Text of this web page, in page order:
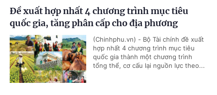
Đề xuất hợp nhất 4 chương trình mục tiêu
quốc gia, tăng phân cấp cho địa phương
(Chinhphu.vn) - Bộ Tài chính đề xuất
hợp nhất 4 chương trình mục tiêu
quốc gia thành một chương trình
tổng thể, cơ cấu lại nguồn lực theo...